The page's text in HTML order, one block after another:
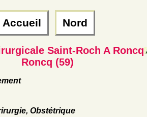
Accueil Nord
Saint-Roch A Roncq
Roncq (59)
Obstétrique